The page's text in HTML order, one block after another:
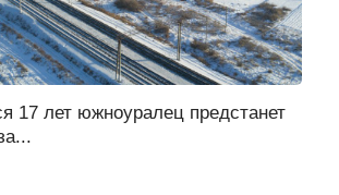
17 лет южноуралец предстанет